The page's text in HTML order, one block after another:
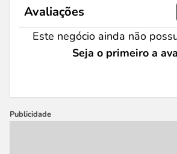
Avaliações
Este negócio ainda não
Seja o primeiro a
Publicidade